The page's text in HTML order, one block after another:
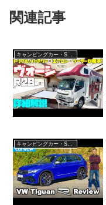
関連記事
キャンピングカー・SUV人気車種
キャンピングカー・SUV人気車種